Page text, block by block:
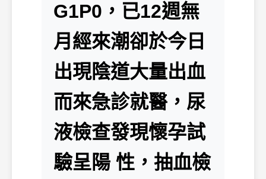
G1P0，已12週無
月經來潮卻於今日
出現陰道大量出血
而來急診就醫，尿
液檢查發現懷孕試
驗呈陽 性，抽血檢